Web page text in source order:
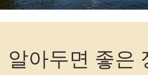
알아두면 좋은
체크인